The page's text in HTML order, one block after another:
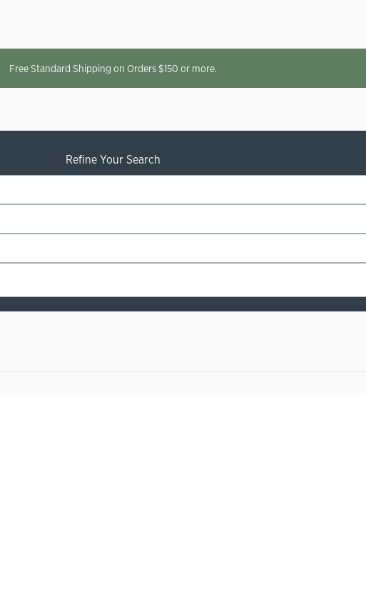
Free Standard Shipping on Orders $150 or more.
Refine Your Search